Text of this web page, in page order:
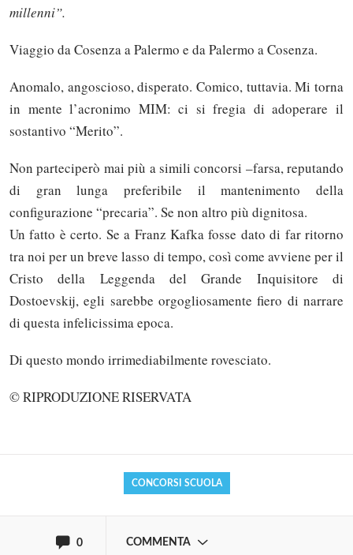
millenni”.
Viaggio da Cosenza a Palermo e da Palermo a Cosenza.
Anomalo, angoscioso, disperato. Comico, tuttavia. Mi torna
in mente l’acronimo MIM: ci si fregia di adoperare il
sostantivo “Merito”.
Non parteciperò mai più a simili concorsi –farsa, reputando
di gran lunga preferibile il mantenimento della
configurazione “precaria”. Se non altro più dignitosa.
Un fatto è certo. Se a Franz Kafka fosse dato di far ritorno
tra noi per un breve lasso di tempo, così come avviene per il
Cristo della Leggenda del Grande Inquisitore di
Dostoevskij, egli sarebbe orgogliosamente fiero di narrare
di questa infelicissima epoca.
Di questo mondo irrimediabilmente rovesciato.
© RIPRODUZIONE RISERVATA
CONCORSI SCUOLA
0 COMMENTA
Solo gli utenti registrati possono